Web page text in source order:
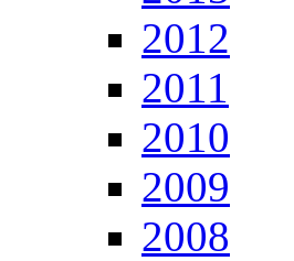
2012
2011
2010
2009
2008